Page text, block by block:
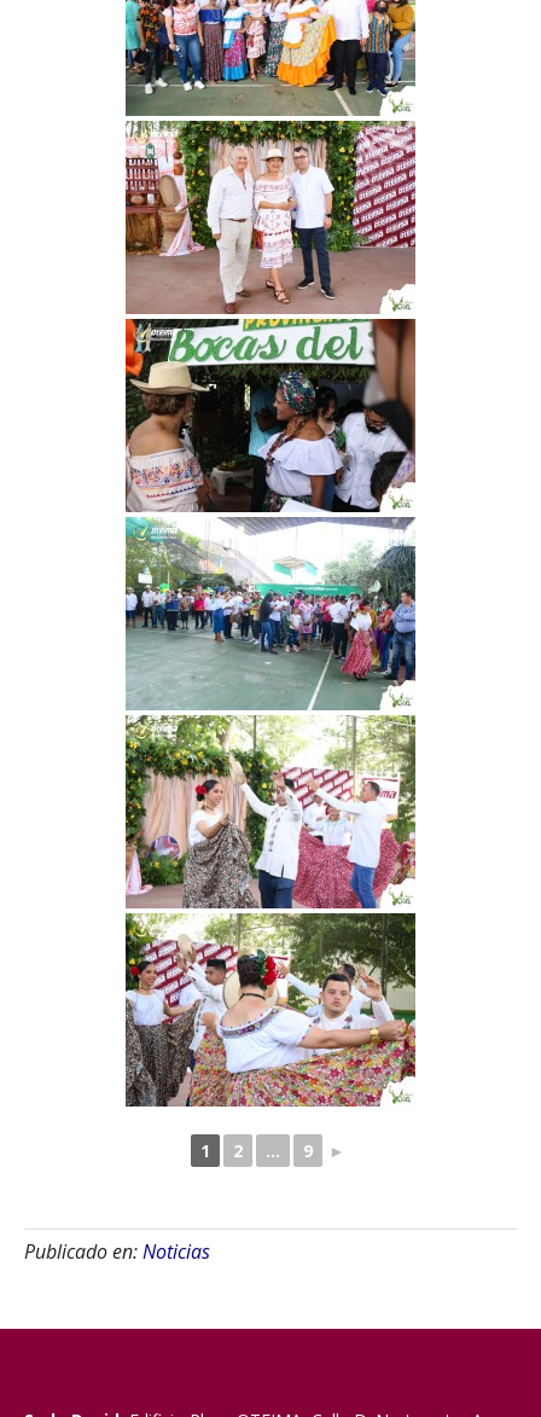
1 2 ... 9 ►
Publicado en:Noticias